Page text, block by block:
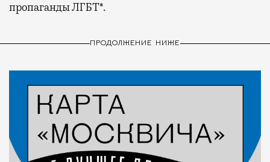
пропаганды ЛГБТ*.
ПРОДОЛЖЕНИЕ НИЖЕ